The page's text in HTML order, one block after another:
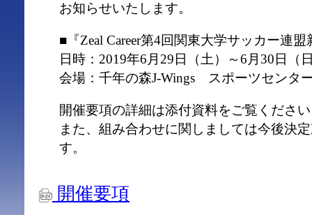
お知らせいたします。
■『Zeal Career第4回関東大学サッカー連
日時：2019年6月29日（土）～6月30日（
会場：千年の森J-Wings スポーツセンタ
開催要項の詳細は添付資料をご覧くださ
また、組み合わせに関しましては今後決
す。
開催要項